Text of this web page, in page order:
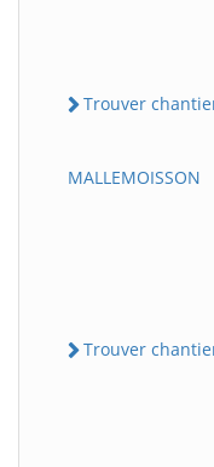
Trouver
MALLEMOISSON
Trouver